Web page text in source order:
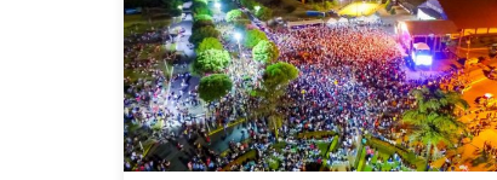
Pesquisa da ACENM/CDL aponta
que maioria dos empresários
pretende manter as empresas
fechadas no feriado municipal de
4 de julho